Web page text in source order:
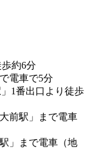
約6分
電車で5分
1番出口より徒歩
前駅」まで電車
」まで電車（地